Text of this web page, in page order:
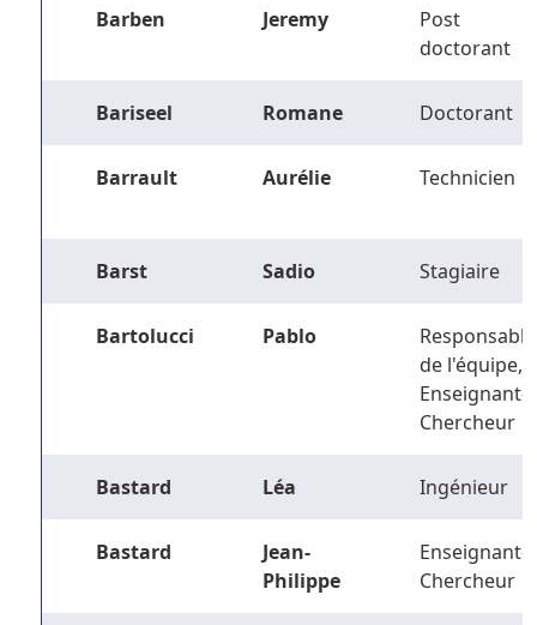
Barben Jeremy
Post
doctorant
Bariseel Romane Doctorant
Barrault Aurélie Technicien
Barst Sadio Stagiaire
Bartolucci Pablo
Responsable
de l'équipe,
Enseignant-
Chercheur
Bastard Léa Ingénieur
Bastard
Jean-
Philippe
Enseignant-
Chercheur